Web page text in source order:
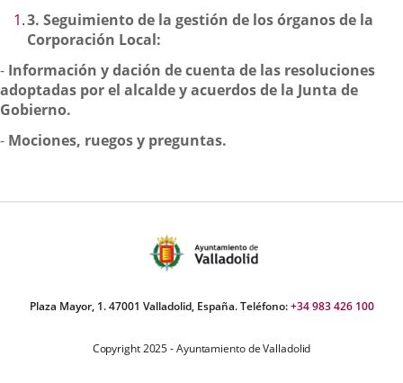
3. Seguimiento de la gestión de los órganos de la
Corporación Local:
- Información y dación de cuenta de las resoluciones
adoptadas por el alcalde y acuerdos de la Junta de
Gobierno.
- Mociones, ruegos y preguntas.
Plaza Mayor, 1. 47001 Valladolid, España. Teléfono:+34 983 426 100
Copyright 2025 - Ayuntamiento de Valladolid